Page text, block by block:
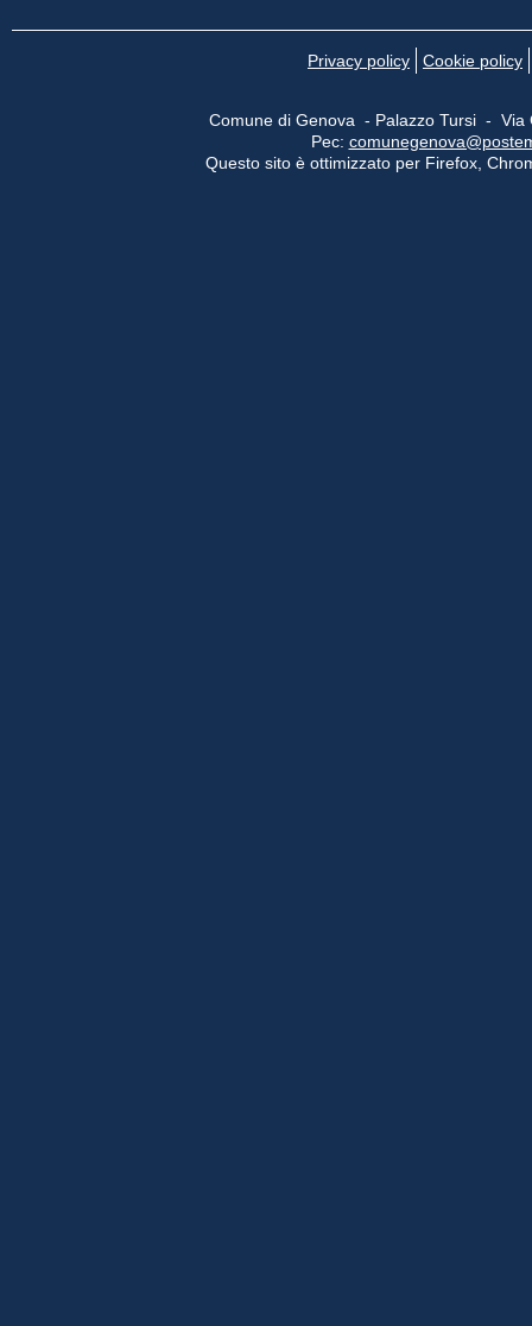
Privacy policy Cookie policy
Comune di Genova - Palazzo Tursi -
Pec:
Questo sito è ottimizzato per Firefox,